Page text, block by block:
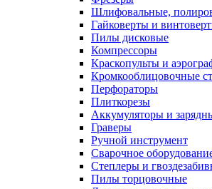
Шлифовальные,
Гайковерты и
Пилы дисковые
Компрессоры
Краскопульты и
Кромкооблицовочные
Перфораторы
Плиткорезы
Аккумуляторы и
Граверы
Ручной инструмент
Сварочное
Степлеры и
Пилы торцовочные